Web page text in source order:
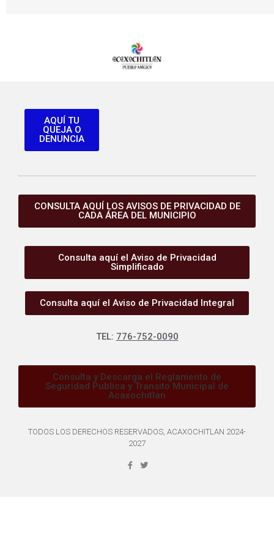
AQUÍ TU
QUEJA O
DENUNCIA
CONSULTA AQUÍ LOS AVISOS DE PRIVACIDAD DE
CADA ÁREA DEL MUNICIPIO
Consulta aquí el Aviso de Privacidad
Simplificado
Consulta aquí el Aviso de Privacidad Integral
TEL: 776-752-0090
Consulta y Descarga el Reglamento de
Seguridad Publica y Transito Municipal de
Acaxochitlan
TODOS LOS DERECHOS RESERVADOS, ACAXOCHITLAN 2024-
2027